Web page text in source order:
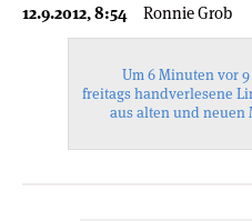
12.9.2012, 8:54 Ronnie Grob
Um 6 Minuten vor
freitags handverlesene
aus alten und neuen